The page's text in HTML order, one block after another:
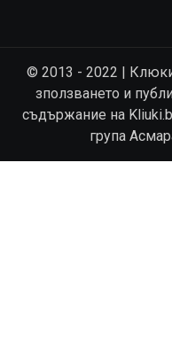
© 2013 - 2022 |
зползването и
съдържание на
група